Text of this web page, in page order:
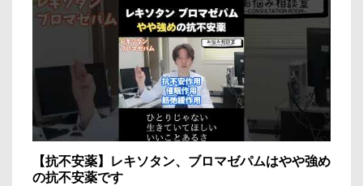
シ
【抗不安薬】レキソタン、ブロマゼパムはやや強め
の抗不安薬です